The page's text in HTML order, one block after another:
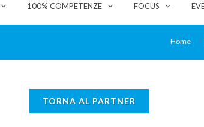
100% COMPETENZE FOCUS
Home
TORNA AL PARTNER